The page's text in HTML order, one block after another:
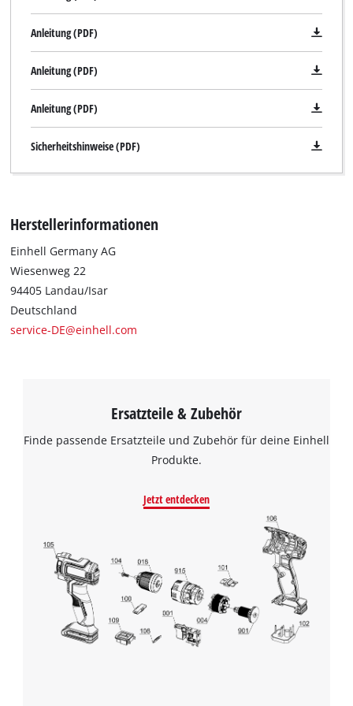
Google Maps laden zu können!
This content is not permitted to load due
to trackers that are not disclosed to the
the site with their CMP to add this content
to the list of technologies used.
Usercentrics Consent
Management Platform
Anleitung (PDF)
Anleitung (PDF)
Anleitung (PDF)
Sicherheitshinweise (PDF)
Herstellerinformationen
Einhell Germany AG
Wiesenweg 22
94405 Landau/Isar
Deutschland
service-DE@einhell.com
Ersatzteile & Zubehör
Finde passende Ersatzteile und Zubehör für deine Einhell
Produkte.
Jetzt entdecken